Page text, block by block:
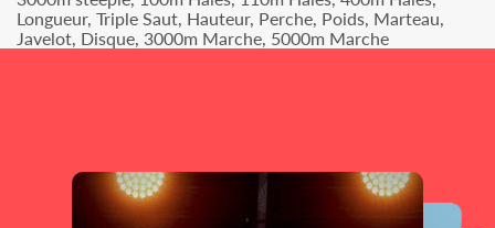
Longueur, Triple Saut, Hauteur, Perche, Poids, Marteau,
Javelot, Disque, 3000m Marche, 5000m Marche